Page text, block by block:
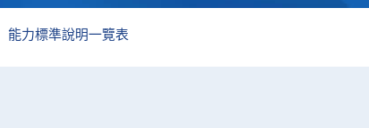
能力標準說明一覽表